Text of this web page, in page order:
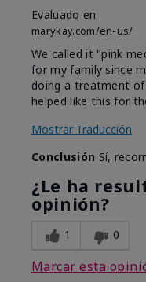
Evaluado en
marykay.com/en-us/
We called it "pink
for my family since
doing a treatment
helped like this for
Mostrar Traducción
Conclusión Sí,
¿Le ha
opinión?
1 0
Marcar esta